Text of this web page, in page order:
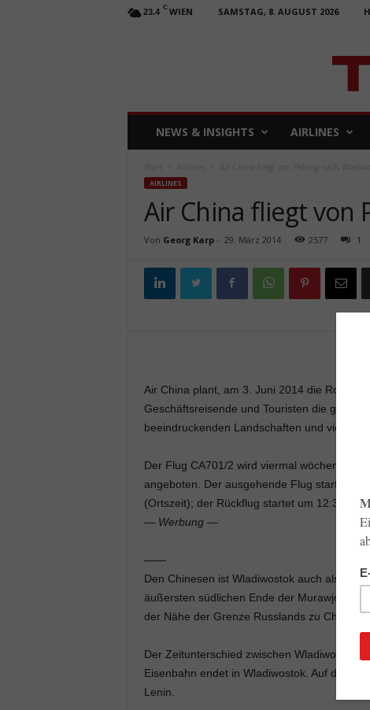
23.4 C WIEN SAMSTAG, 8. AUGUST 2026
A
NEWS & INSIGHTS AIRLINES
AIRLINES
Air China fliegt von
Von Georg Karp- 29. März 2014 2577 1
Air China plant, am 3. Juni 2014 die Route
Geschäftsreisende und Touristen die größte
beeindruckenden Landschaften und vielen
Der Flug CA701/2 wird viermal wöchentlich,
angeboten. Der ausgehende Flug startet um
(Ortszeit); der Rückflug startet um 12:35
— Werbung—
——
Den Chinesen ist Wladiwostok auch als
äußersten südlichen Ende der Murawjow-
der Nähe der Grenze Russlands zu China
Der Zeitunterschied zwischen Wladiwostok
Eisenbahn endet in Wladiwostok. Auf dem
Lenin.